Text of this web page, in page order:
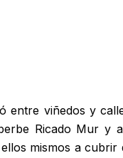
viñedos y
Ricado Mur y
mismos a